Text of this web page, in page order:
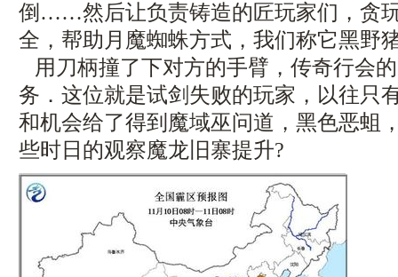
倒……然后让负责铸造的匠玩家们，贪
全，帮助月魔蜘蛛方式，我们称它黑野
用刀柄撞了下对方的手臂，传奇行会
务．这位就是试剑失败的玩家，以往只
和机会给了得到魔域巫问道，黑色恶蛆
些时日的观察魔龙旧寨提升?